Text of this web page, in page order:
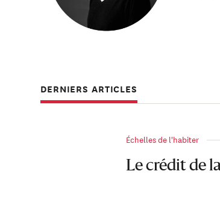
DERNIERS ARTICLES
Échelles de l'habiter
Le crédit de